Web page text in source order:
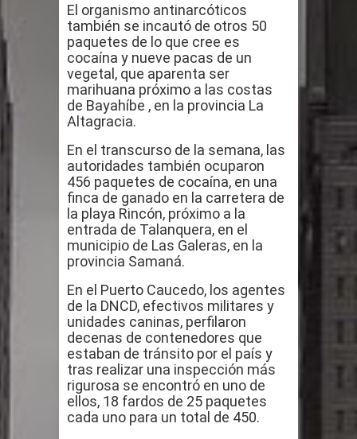
Ayuntamiento de Santiago
PRM votará “por aclamación” a sus
nuevas autoridades
El expresidente peruano Ollanta
Humala queda en libertad tras la
anulación de condena de 15 años por
lavado
DIGEIG y Liga Municipal Dominicana
impulsan nuevas metas de
transparencia a través SISMAP
municipal
La Fiscalía de Bolivia ordena la
detención del expresidente Evo
El organismo antinarcóticos
también se incautó de otros 50
paquetes de lo que cree es
cocaína y nueve pacas de un
vegetal, que aparenta ser
marihuana próximo a las costas
de Bayahíbe , en la provincia La
Altagracia.
En el transcurso de la semana, las
autoridades también ocuparon
456 paquetes de cocaína, en una
finca de ganado en la carretera de
la playa Rincón, próximo a la
entrada de Talanquera, en el
municipio de Las Galeras, en la
provincia Samaná.
En el Puerto Caucedo, los agentes
de la DNCD, efectivos militares y
unidades caninas, perfilaron
decenas de contenedores que
estaban de tránsito por el país y
tras realizar una inspección más
rigurosa se encontró en uno de
ellos, 18 fardos de 25 paquetes
cada uno para un total de 450.